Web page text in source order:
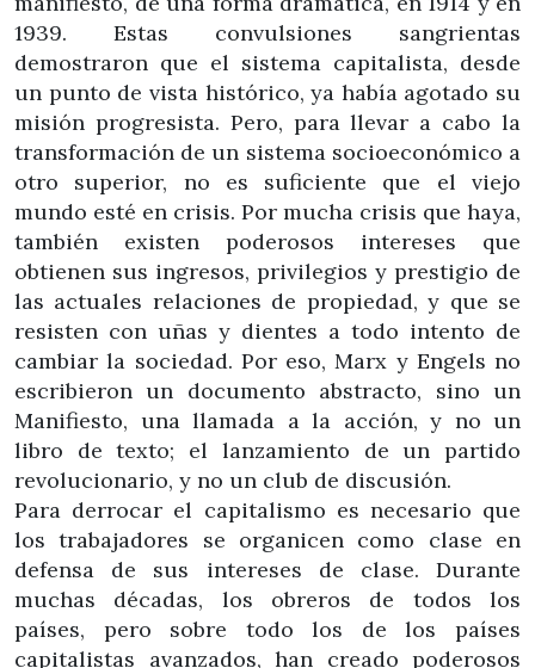
1939. Estas convulsiones sangrientas
demostraron que el sistema capitalista, desde
un punto de vista histórico, ya había agotado su
misión progresista. Pero, para llevar a cabo la
transformación de un sistema socioeconómico a
otro superior, no es suficiente que el viejo
mundo esté en crisis. Por mucha crisis que haya,
también existen poderosos intereses que
obtienen sus ingresos, privilegios y prestigio de
las actuales relaciones de propiedad, y que se
resisten con uñas y dientes a todo intento de
cambiar la sociedad. Por eso, Marx y Engels no
escribieron un documento abstracto, sino un
Manifiesto, una llamada a la acción, y no un
libro de texto; el lanzamiento de un partido
revolucionario, y no un club de discusión.
Para derrocar el capitalismo es necesario que
los trabajadores se organicen como clase en
defensa de sus intereses de clase. Durante
muchas décadas, los obreros de todos los
países, pero sobre todo los de los países
capitalistas avanzados, han creado poderosos